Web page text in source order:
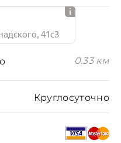
Круглосуточно
41с3
0.33 км